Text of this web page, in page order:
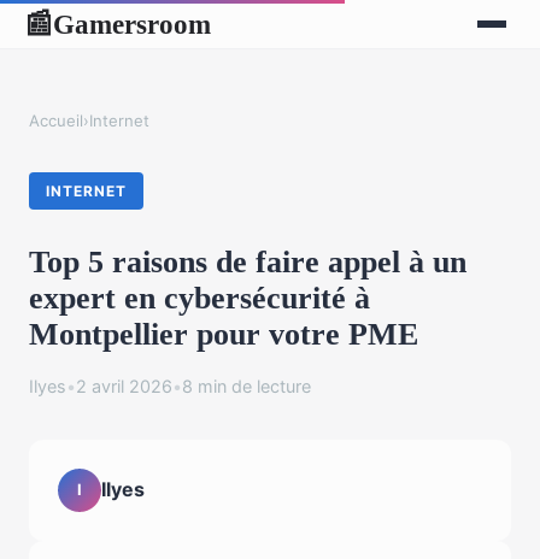
📰Gamersroom
Accueil›Internet
INTERNET
Top 5 raisons de faire appel à un
expert en cybersécurité à
Montpellier pour votre PME
Ilyes•2 avril 2026•8 min de lecture
I Ilyes